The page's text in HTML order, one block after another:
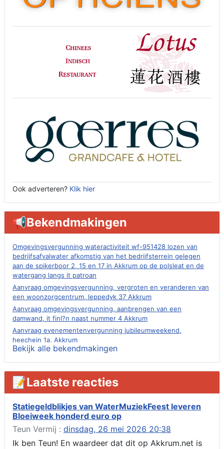
Ook adverteren? Klik hier
📢Bekendmakingen
Omgevingsvergunning wateractiviteit wf-951428 lozen van
bedrijfsafvalwater afkomstig van het bedrijfsterrein gelegen
aan de spikerboor 2, 15 en 17 in Akkrum op de polsleat en de
watergang langs it patroan
Aanvraag omgevingsvergunning, vergroten en veranderen van
een woonzorgcentrum, leppedyk 37 Akkrum
Aanvraag omgevingsvergunning, aanbrengen van een
damwand, it finl?n naast nummer 4 Akkrum
Aanvraag evenementenvergunning jubileumweekend,
heechein 1a, Akkrum
Verlening omgevingsvergunning, tijdelijk gebruik openbare
ruimte 02-10 t/m 02-11-2026, sitadel voor nr 6 te Akkrum
Aanvraag omgevingsvergunning, tijdelijk gebruik openbare
ruimte 02-10 t/m 02-11-2026, sitadel voor nr 6 te Akkrum
Verlenging beslistermijn aanvraag omgevingsvergunning,
heechein 28, 8491 em Akkrum
Aanvraag omgevingsvergunning, veranderen van een woning
(voordeur en dakkapel), boarnsterdyk 75 Akkrum
Aanvraag omgevingsvergunning wateractiviteit wf-1012586
Bekijk alle bekendmakingen
📝Laatste reacties
Statiegeldblikjes van WaterMuziekFeest leveren
Bloeiweek honderd euro op
Teun Vermij : dinsdag, 26 mei 2026 20:38
Ik ben Teun! En waardeer dat dit op Akkrum.net is